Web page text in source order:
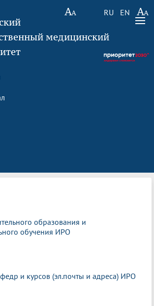
RU EN
медицинский
образования и
обучения ИРО
и курсов (эл.почты и адреса) ИРО